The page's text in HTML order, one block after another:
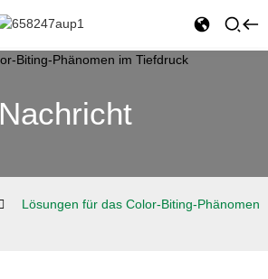
Nachricht
Lösungen für das Color-Biting-Phänomen